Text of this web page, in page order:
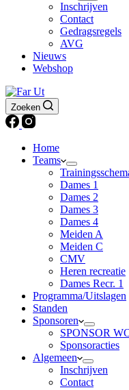
Inschrijven
Contact
Gedragsregels
AVG
Nieuws
Webshop
Zoeken
Home
Teams
Dames 1
Dames 2
Dames 3
Dames 4
Meiden A
Meiden C
CMV
Heren recreatie
Dames Recr. 1
Programma/Uitslagen
Standen
Sponsoren
SPONSOR
Sponsoracties
Algemeen
Inschrijven
Contact